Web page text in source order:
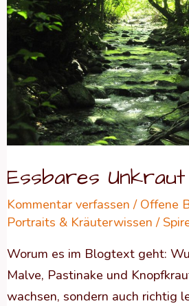
Essbares Unkraut
Kommentar verfassen / Offene
Portraits & Kräuterwissen /
Worum es im Blogtext geht:
Malve, Pastinake und
wachsen, sondern auch richtig